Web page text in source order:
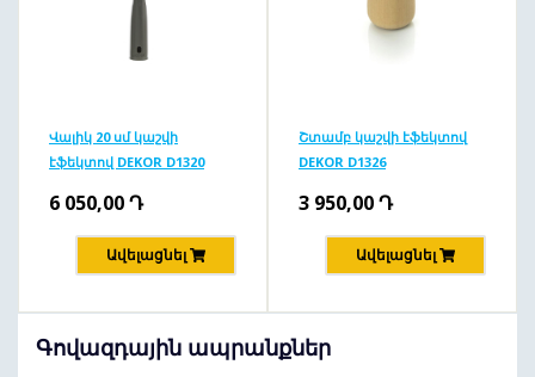
Վալիկ 20 սմ կաշվի
էֆեկտով DEKOR D1320
6 050,00Դ
Ավելացնել
Շտամբ կաշվի էֆեկտով
DEKOR D1326
3 950,00Դ
Ավելացնել
Գովազդային ապրանքներ